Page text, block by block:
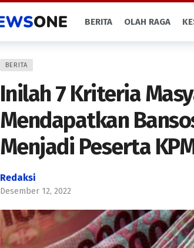
BERITA OLAH RAGA
BERITA
Inilah 7 Kriteria
Mendapatkan
Menjadi Peserta
Redaksi
Desember 12, 2022